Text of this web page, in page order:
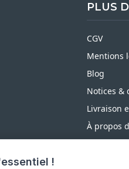
!
PLUS
CGV
Mentions
Blog
Notices &
Livraison
À propos
Satisfait